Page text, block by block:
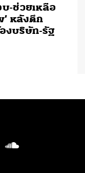
-ช่วยเหลือ
หลังตึก
งบริษัท-รัฐ